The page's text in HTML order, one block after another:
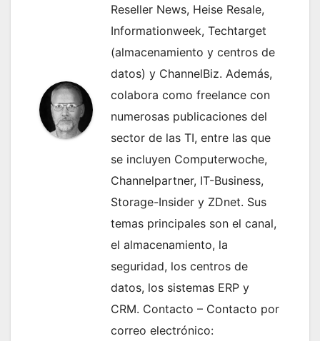
Reseller News, Heise Resale,
Informationweek, Techtarget
(almacenamiento y centros de
datos) y ChannelBiz. Además,
colabora como freelance con
numerosas publicaciones del
sector de las TI, entre las que
se incluyen Computerwoche,
Channelpartner, IT-Business,
Storage-Insider y ZDnet. Sus
temas principales son el canal,
el almacenamiento, la
seguridad, los centros de
datos, los sistemas ERP y
CRM. Contacto – Contacto por
correo electrónico: